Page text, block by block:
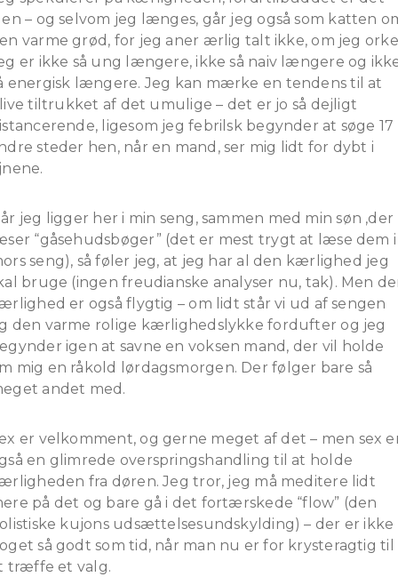
– og selvom jeg længes, går jeg også som katten
varme grød, for jeg aner ærlig talt ikke, om jeg
er ikke så ung længere, ikke så naiv længere og
energisk længere. Jeg kan mærke en tendens til at
tiltrukket af det umulige – det er jo så dejligt
ligesom jeg febrilsk begynder at søge 17
steder hen, når en mand, ser mig lidt for dybt i
jeg ligger her i min seng, sammen med min søn ,der
“gåsehudsbøger” (det er mest trygt at læse dem i
seng), så føler jeg, at jeg har al den kærlighed jeg
bruge (ingen freudianske analyser nu, tak). Men
er også flygtig – om lidt står vi ud af sengen
den varme rolige kærlighedslykke fordufter og jeg
igen at savne en voksen mand, der vil holde
mig en råkold lørdagsmorgen. Der følger bare så
andet med.
er velkomment, og gerne meget af det – men sex
en glimrede overspringshandling til at holde
fra døren. Jeg tror, jeg må meditere lidt
på det og bare gå i det fortærskede “flow” (den
kujons udsættelsesundskylding) – der er ikke
så godt som tid, når man nu er for krysteragtig til
træffe et valg.